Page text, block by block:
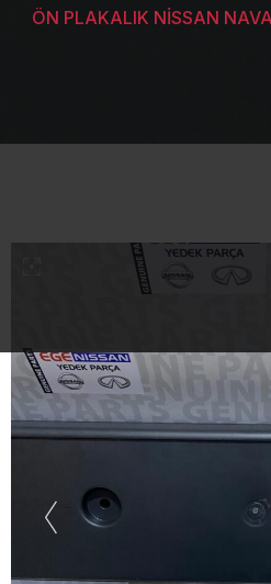
ÖN PLAKALIK NİSSAN